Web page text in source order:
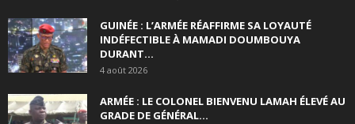
GUINÉE : L’ARMÉE RÉAFFIRME SA LOYAUTÉ
INDÉFECTIBLE À MAMADI DOUMBOUYA
DURANT...
4 août 2026
ARMÉE : LE COLONEL BIENVENU LAMAH ÉLEVÉ AU
GRADE DE GÉNÉRAL...